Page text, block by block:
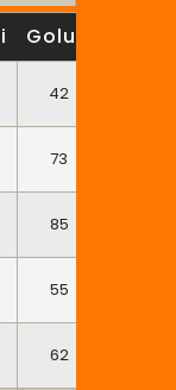
Goluri
42
73
85
55
62